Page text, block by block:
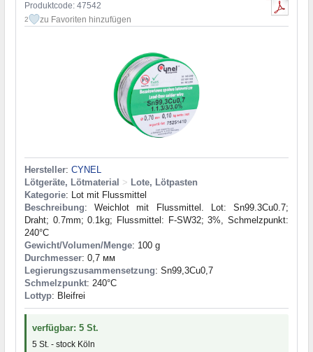
Produktcode: 47542
2 zu Favoriten hinzufügen
Hersteller: CYNEL
Lötgeräte, Lötmaterial > Lote, Lötpasten
Kategorie: Lot mit Flussmittel
Beschreibung: Weichlot mit Flussmittel. Lot: Sn99.3Cu0.7;
Draht; 0.7mm; 0.1kg; Flussmittel: F-SW32; 3%, Schmelzpunkt:
240°C
Gewicht/Volumen/Menge: 100 g
Durchmesser: 0,7 мм
Legierungszusammensetzung: Sn99,3Cu0,7
Schmelzpunkt: 240°С
Lottyp: Bleifrei
verfügbar: 5 St.
5 St. - stock Köln